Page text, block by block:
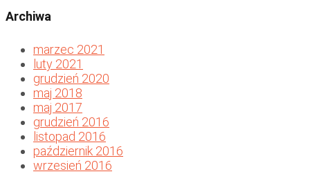
Archiwa
marzec 2021
luty 2021
grudzień 2020
maj 2018
maj 2017
grudzień 2016
listopad 2016
październik 2016
wrzesień 2016